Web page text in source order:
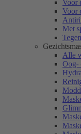
Voor
Voor
Met
Alle
Oog-